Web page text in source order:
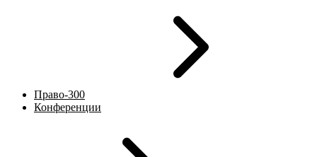
Право-300
Конференции